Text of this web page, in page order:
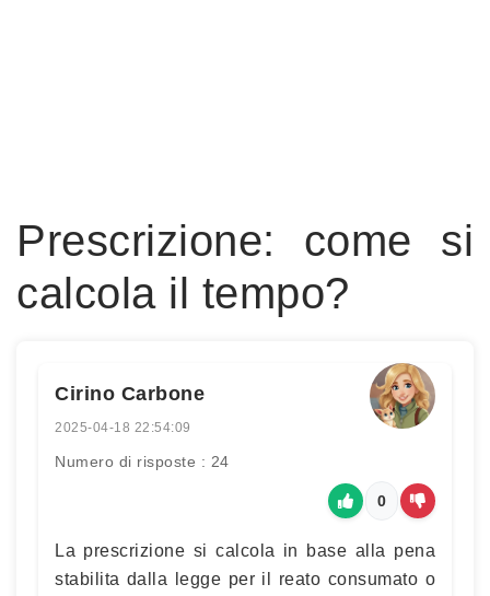
Prescrizione: come si
calcola il tempo?
Cirino Carbone
2025-04-18 22:54:09
Numero di risposte : 24
0
La prescrizione si calcola in base alla pena
stabilita dalla legge per il reato consumato o